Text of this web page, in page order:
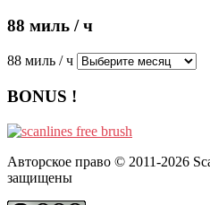
88 миль / ч
88 миль / ч
BONUS !
Авторское право © 2011-2026
защищены